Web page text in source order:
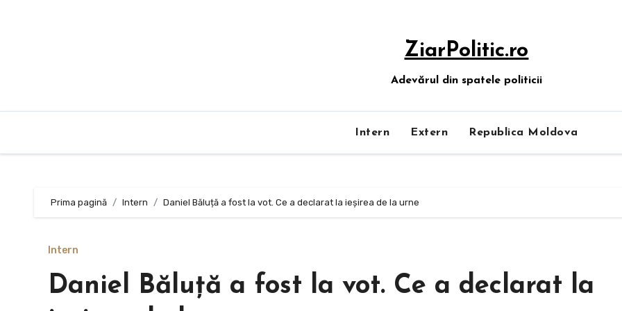
ZiarPolitic.ro
Adevărul din spatele politicii
Intern Extern Republica Moldova
Prima pagină Intern Daniel Băluță a fost la vot. Ce a declarat la ieşirea de la urne
Intern
Daniel Băluță a fost la vot. Ce a declarat la